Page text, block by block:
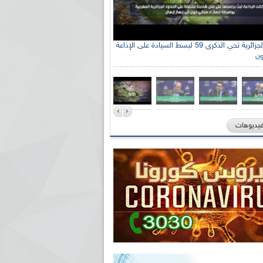
الإذاعة الجزائرية تحي الذكرى 59 لبسط السيادة على الإذاعة